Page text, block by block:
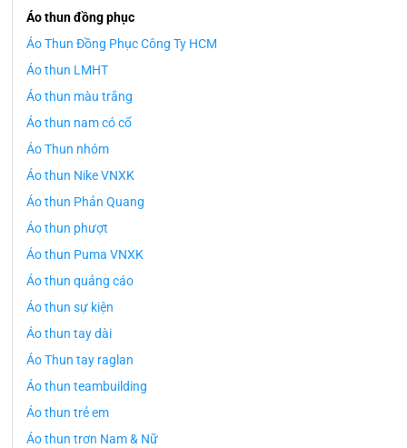
Áo thun đồng phục
Áo Thun Đồng Phục Công Ty HCM
Áo thun LMHT
Áo thun màu trắng
Áo thun nam có cổ
Áo Thun nhóm
Áo thun Nike VNXK
Áo thun Phản Quang
Áo thun phượt
Áo thun Puma VNXK
Áo thun quảng cáo
Áo thun sự kiện
Áo thun tay dài
Áo Thun tay raglan
Áo thun teambuilding
Áo thun trẻ em
Áo thun trơn Nam & Nữ